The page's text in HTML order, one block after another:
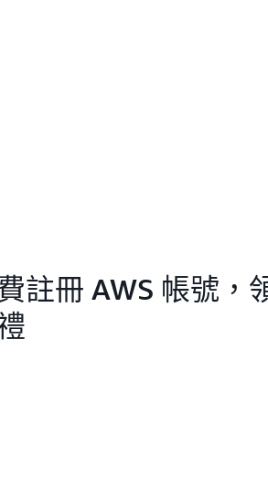
註冊 AWS 帳號，